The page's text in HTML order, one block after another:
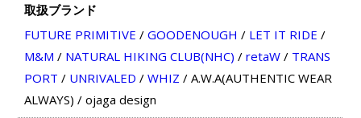
取扱ブランド
FUTURE PRIMITIVE / GOODENOUGH / LET IT RIDE /
M&M / NATURAL HIKING CLUB(NHC) / retaW/ TRANS
PORT / UNRIVALED / WHIZ / A.W.A(AUTHENTIC WEAR
ALWAYS) / ojaga design